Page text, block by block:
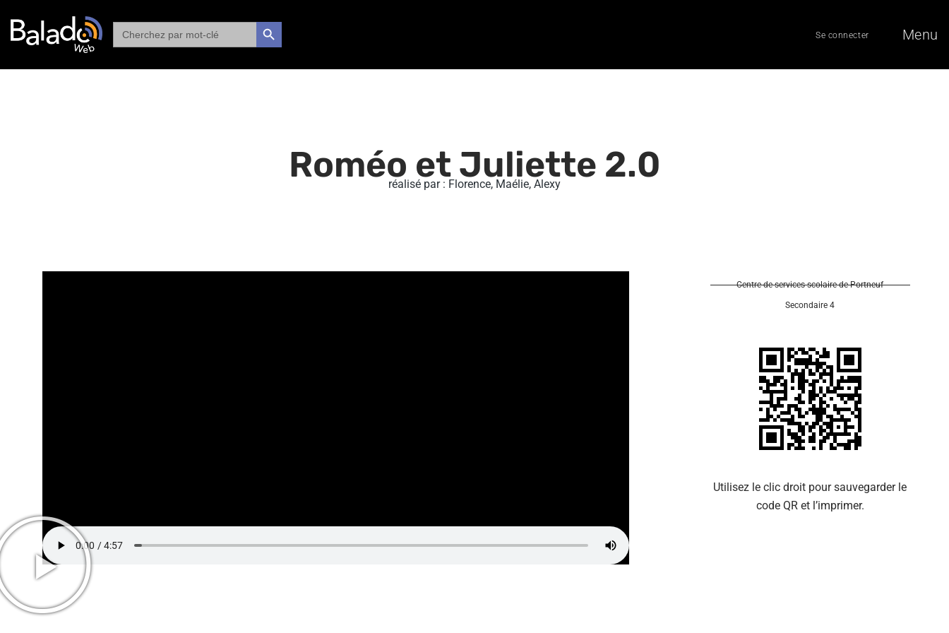
Search
for:
SEARCH BUTTON Se connecter Menu
Roméo et Juliette 2.0
réalisé par : Florence, Maélie, Alexy
Centre de services scolaire de Portneuf
Secondaire 4
Utilisez le clic droit pour sauvegarder le
code QR et l’imprimer.